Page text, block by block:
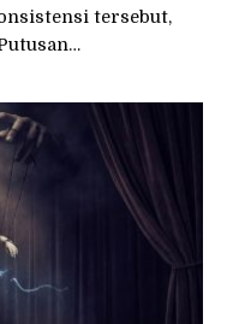
tersebut,